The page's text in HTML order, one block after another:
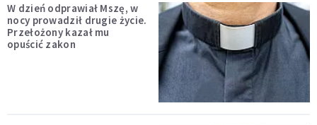
W dzień odprawiał Mszę, w
nocy prowadził drugie życie.
Przełożony kazał mu
opuścić zakon